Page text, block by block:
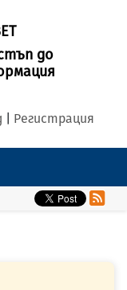
до
Регистрация